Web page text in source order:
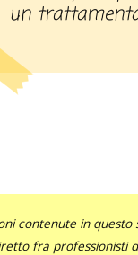
un
contenute in
fra professionisti